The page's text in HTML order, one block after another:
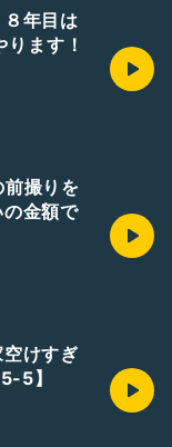
８年目は
ます！
前撮りを
金額で
けすぎ
5】